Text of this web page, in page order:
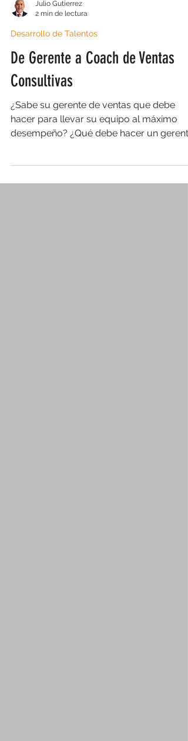
2 min de lectura
Desarrollo de Talentos
De Gerente a Coach de Ventas
Consultivas
¿Sabe su gerente de ventas que debe
hacer para llevar su equipo al máximo
de ventas, para...